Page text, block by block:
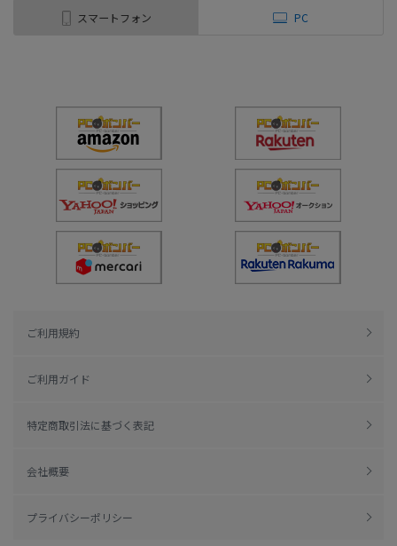
スマートフォン PC
ご利用規約
ご利用ガイド
特定商取引法に基づく表記
会社概要
プライバシーポリシー